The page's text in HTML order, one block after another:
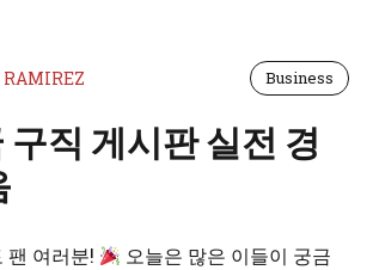
RAMIREZ Business
구직 게시판 실전 경
팬 여러분!
오늘은 많은 이들이 궁금